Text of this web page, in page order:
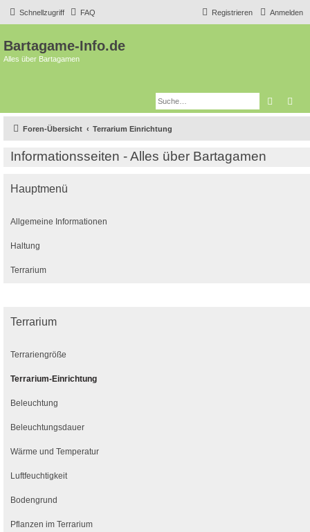
Schnellzugriff FAQ Anmelden
Registrieren
Bartagame-Info.de
Alles über Bartagamen
Suche
Foren-Übersicht Terrarium Einrichtung
Informationsseiten - Alles über Bartagamen
Hauptmenü
Allgemeine Informationen
Haltung
Terrarium
Terrarium
Terrariengröße
Terrarium-Einrichtung
Beleuchtung
Beleuchtungsdauer
Wärme und Temperatur
Luftfeuchtigkeit
Bodengrund
Pflanzen im Terrarium